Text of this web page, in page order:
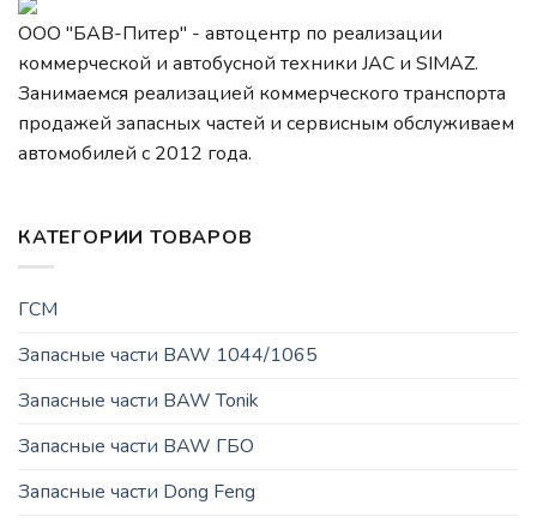
ООО "БАВ-Питер" - автоцентр по реализации
коммерческой и автобусной техники JAC и SIMAZ.
Занимаемся реализацией коммерческого транспорта
продажей запасных частей и сервисным обслуживаем
автомобилей c 2012 года.
КАТЕГОРИИ ТОВАРОВ
ГСМ
Запасные части BAW 1044/1065
Запасные части BAW Tonik
Запасные части BAW ГБО
Запасные части Dong Feng